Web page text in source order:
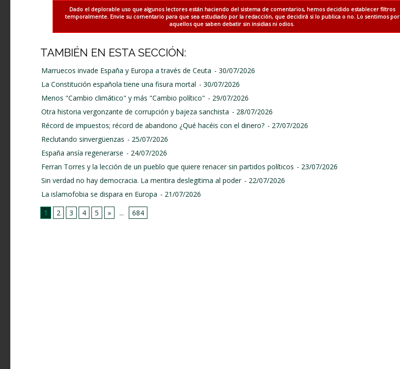
Dado el deplorable uso que algunos lectores están haciendo del sistema de comentarios, hemos decidido establecer filtros
temporalmente. Envie su comentario para que sea estudiado por la redacción, que decidirá si lo publica o no. Lo sentimos por
aquellos que saben debatir sin insidias ni odios.
TAMBIÉN EN ESTA SECCIÓN:
Marruecos invade España y Europa a través de Ceuta - 30/07/2026
La Constitución española tiene una fisura mortal - 30/07/2026
Menos "Cambio climático" y más "Cambio político" - 29/07/2026
Otra historia vergonzante de corrupción y bajeza sanchista - 28/07/2026
Récord de impuestos; récord de abandono ¿Qué hacéis con el dinero? - 27/07/2026
Reclutando sinvergüenzas - 25/07/2026
España ansía regenerarse - 24/07/2026
Ferran Torres y la lección de un pueblo que quiere renacer sin partidos políticos - 23/07/2026
Sin verdad no hay democracia. La mentira deslegitima al poder - 22/07/2026
La islamofobia se dispara en Europa - 21/07/2026
1
2 3 4 5 » ... 684